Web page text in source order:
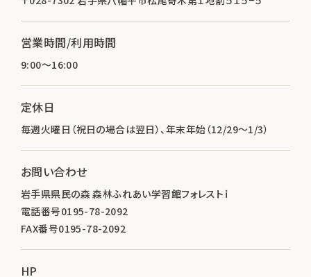
営業時間/利用時間
9:00～16:00
定休日
毎週火曜日（祝日の場合は翌日）、年末年始（12/29～1/3）
お問い合わせ
岩手県県民の森 森林ふれあい学習館フォレストｉ
電話番号0195-78-2092
FAX番号0195-78-2092
HP